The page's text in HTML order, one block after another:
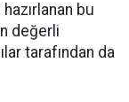
bu
değerli
tarafından da